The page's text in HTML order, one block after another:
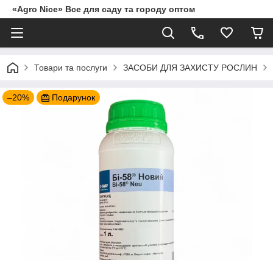
«Agro Nice» Все для саду та городу оптом
Товари та послуги ЗАСОБИ ДЛЯ ЗАХИСТУ РОСЛИН
–20% Подарунок